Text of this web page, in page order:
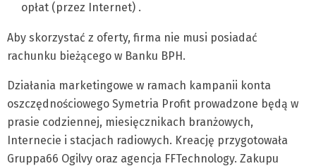
opłat (przez Internet) .
Aby skorzystać z oferty, firma nie musi posiadać
rachunku bieżącego w Banku BPH.
Działania marketingowe w ramach kampanii konta
oszczędnościowego Symetria Profit prowadzone będą w
prasie codziennej, miesięcznikach branżowych,
Internecie i stacjach radiowych. Kreację przygotowała
Gruppa66 Ogilvy oraz agencja FFTechnology. Zakupu